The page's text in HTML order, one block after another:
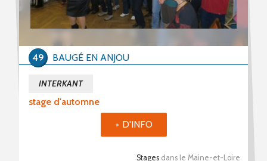
stage d'automne
INTERKANT
Stages dans le Maine-et-Loire
BAUGÉ EN ANJOU
49
+ D'INFO